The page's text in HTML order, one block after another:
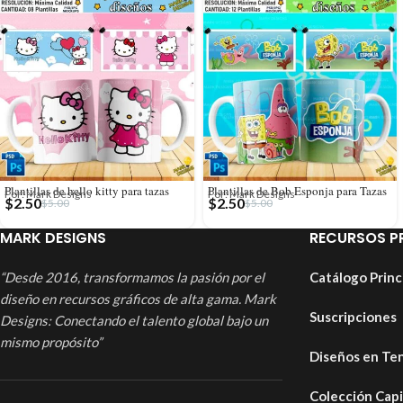
Plantillas de hello kitty para tazas
Por: Mark Designs
$5.00
$2.50
Plantillas de Bob Esponja para Tazas
Por: Mark Designs
$5.00
$2.50
MARK DESIGNS
“Desde 2016, transformamos la pasión por el
diseño en recursos gráficos de alta gama. Mark
Designs: Conectando el talento global bajo un
mismo propósito”
RECURSOS
Catálogo
Suscripciones
Diseños en
Colección